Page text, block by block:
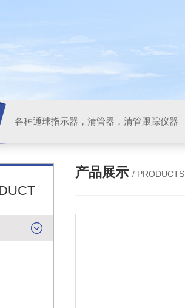
各种通球指示器，清管器，清管跟踪仪器
产品展示 / PRODUCTS